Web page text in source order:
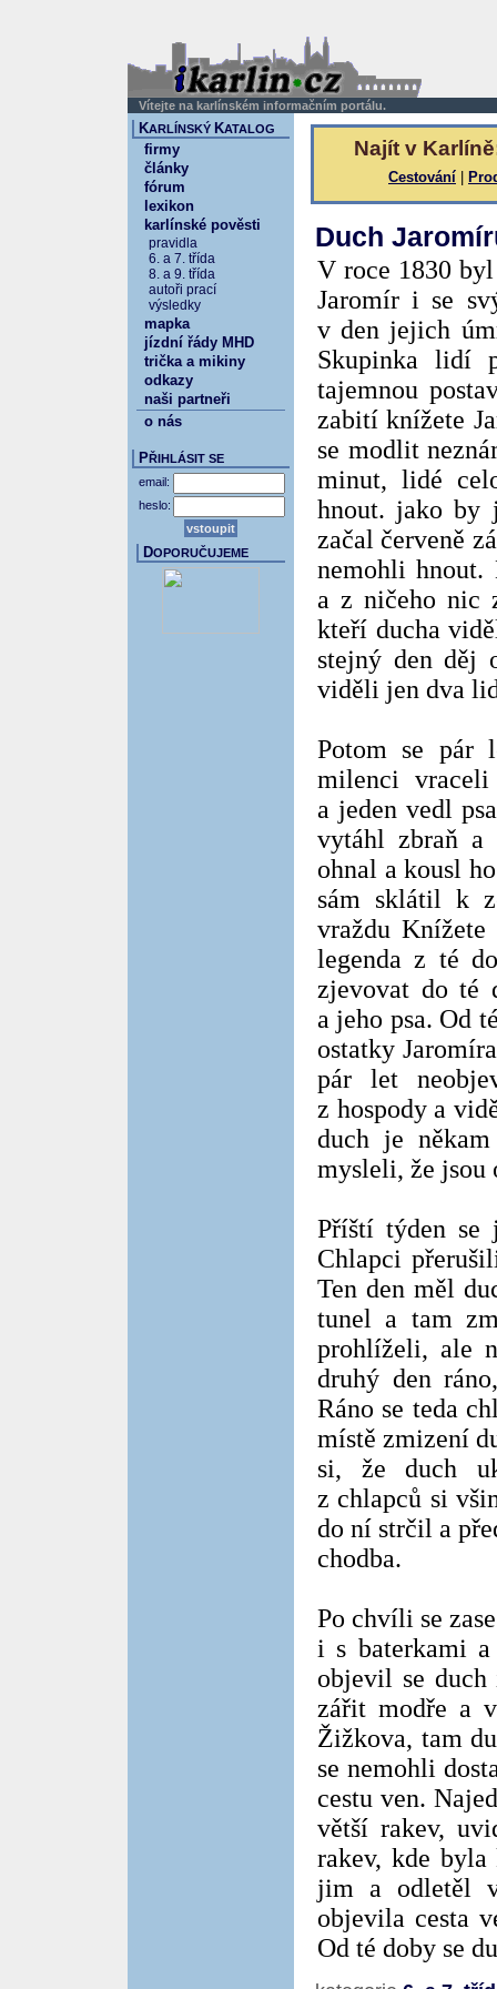
Vítejte na karlínském informačním portálu.
Najít v
Cestování
Duch
V roce 1830
Jaromír i se
v den jejich
Skupinka lidí
tajemnou
zabití knížete
se modlit
minut, lidé
hnout. jako by
začal červeně
nemohli hnout.
a z ničeho nic
kteří ducha
stejný den děj
viděli jen dva
Potom se pár
milenci
a jeden vedl
vytáhl zbraň a
ohnal a kousl
sám sklátil k
vraždu Knížete
legenda z té
zjevovat do té
a jeho psa. Od
ostatky
pár let
z hospody a
duch je
mysleli, že jsou
Příští týden se
Chlapci
Ten den měl
tunel a tam
prohlíželi, ale
druhý den
Ráno se teda
místě zmizení
si, že duch
z chlapců si
do ní strčil a
chodba.
Po chvíli se
i s baterkami a
objevil se duch
zářit modře a
Žižkova, tam
se nemohli
cestu ven.
větší rakev,
rakev, kde
jim a odletěl
objevila cesta
Od té doby se
KARLÍNSKÝ KATALOG
firmy
články
fórum
lexikon
karlínské pověsti
pravidla
6. a 7. třída
8. a 9. třída
autoři prací
výsledky
mapka
jízdní řády MHD
trička a mikiny
odkazy
naši partneři
o nás
PŘIHLÁSIT SE
email:
heslo:
DOPORUČUJEME